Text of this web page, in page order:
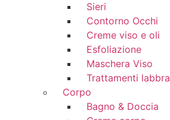
Sieri
Contorno Occhi
Creme viso e oli
Esfoliazione
Maschera Viso
Trattamenti labbra
Corpo
Bagno & Doccia